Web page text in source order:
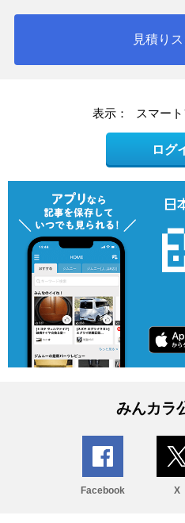
見積り
表示： スマー
ログ
みんカラ
Facebook X